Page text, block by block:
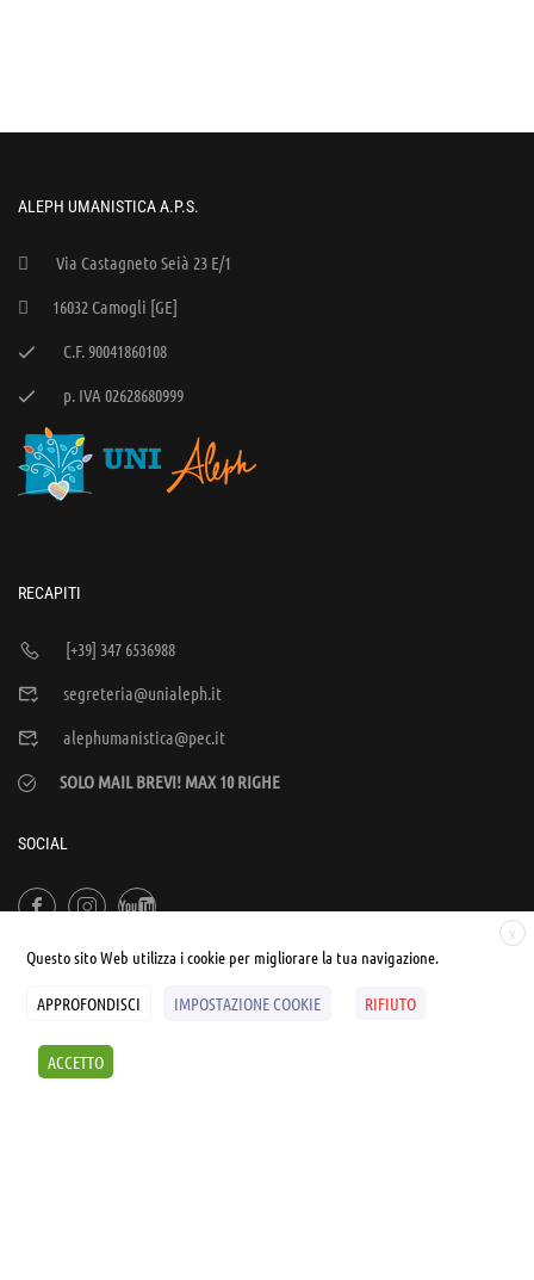
ALEPH UMANISTICA A.P.S.
Via Castagneto Seià 23 E/1
16032 Camogli [GE]
C.F. 90041860108
p. IVA 02628680999
RECAPITI
[+39] 347 6536988
segreteria@unialeph.it
alephumanistica@pec.it
SOLO MAIL BREVI! MAX 10 RIGHE
SOCIAL
Sintesi e liberatorie
X
Questo sito Web utilizza i cookie per migliorare la tua navigazione.
APPROFONDISCI IMPOSTAZIONE COOKIE RIFIUTO
ACCETTO